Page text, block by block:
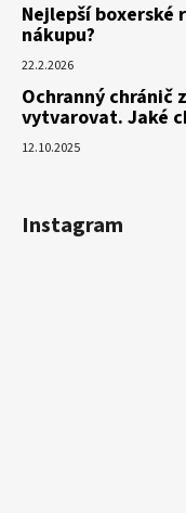
Nejlepší boxerské
nákupu?
22.2.2026
Ochranný chránič
vytvarovat. Jaké
12.10.2025
Instagram